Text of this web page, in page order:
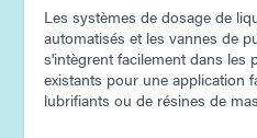
Les systèmes de dosage de
automatisés et les vannes de
s'intègrent facilement dans les
existants pour une application
lubrifiants ou de résines de